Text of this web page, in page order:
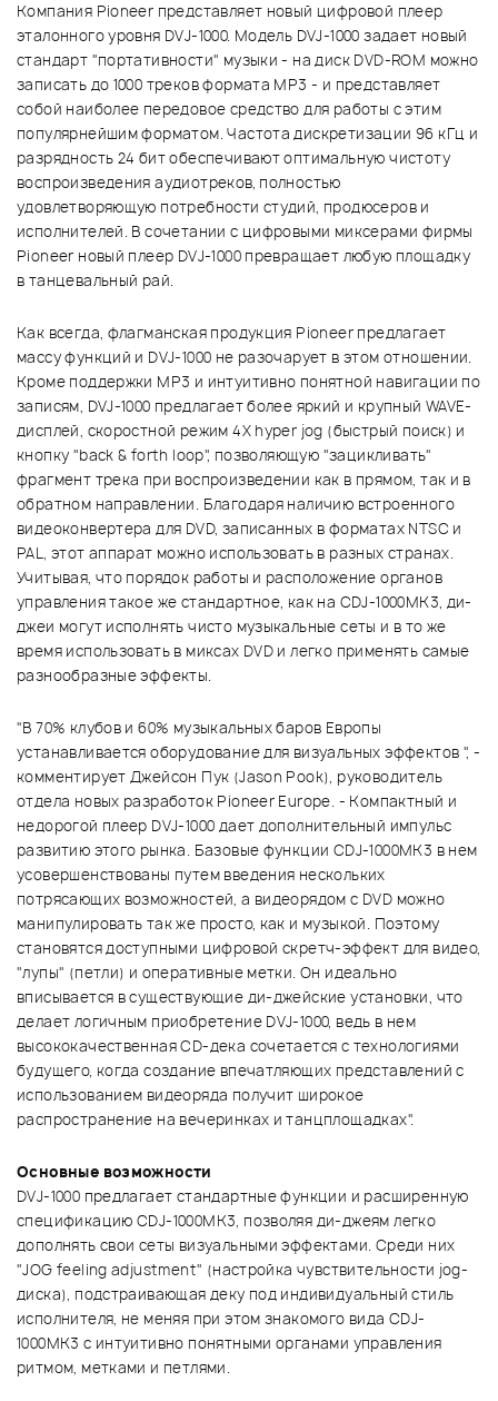
Компания Pioneer представляет новый цифровой плеер
эталонного уровня DVJ-1000. Модель DVJ-1000 задает новый
стандарт "портативности" музыки - на диск DVD-ROM можно
записать до 1000 треков формата MP3 - и представляет
собой наиболее передовое средство для работы с этим
популярнейшим форматом. Частота дискретизации 96 кГц и
разрядность 24 бит обеспечивают оптимальную чистоту
воспроизведения аудиотреков, полностью
удовлетворяющую потребности студий, продюсеров и
исполнителей. В сочетании с цифровыми миксерами фирмы
Pioneer новый плеер DVJ-1000 превращает любую площадку
в танцевальный рай.
Как всегда, флагманская продукция Pioneer предлагает
массу функций и DVJ-1000 не разочарует в этом отношении.
Кроме поддержки MP3 и интуитивно понятной навигации по
записям, DVJ-1000 предлагает более яркий и крупный WAVE-
дисплей, скоростной режим 4X hyper jog (быстрый поиск) и
кнопку "back & forth loop", позволяющую "зацикливать"
фрагмент трека при воспроизведении как в прямом, так и в
обратном направлении. Благодаря наличию встроенного
видеоконвертера для DVD, записанных в форматах NTSC и
PAL, этот аппарат можно использовать в разных странах.
Учитывая, что порядок работы и расположение органов
управления такое же стандартное, как на CDJ-1000MK3, ди-
джеи могут исполнять чисто музыкальные сеты и в то же
время использовать в миксах DVD и легко применять самые
разнообразные эффекты.
"В 70% клубов и 60% музыкальных баров Европы
устанавливается оборудование для визуальных эффектов ", -
комментирует Джейсон Пук (Jason Pook), руководитель
отдела новых разработок Pioneer Europe. - Компактный и
недорогой плеер DVJ-1000 дает дополнительный импульс
развитию этого рынка. Базовые функции CDJ-1000MK3 в нем
усовершенствованы путем введения нескольких
потрясающих возможностей, а видеорядом с DVD можно
манипулировать так же просто, как и музыкой. Поэтому
становятся доступными цифровой скретч-эффект для видео,
"лупы" (петли) и оперативные метки. Он идеально
вписывается в существующие ди-джейские установки, что
делает логичным приобретение DVJ-1000, ведь в нем
высококачественная CD-дека сочетается с технологиями
будущего, когда создание впечатляющих представлений с
использованием видеоряда получит широкое
распространение на вечеринках и танцплощадках".
Основные возможности
DVJ-1000 предлагает стандартные функции и расширенную
спецификацию CDJ-1000MK3, позволяя ди-джеям легко
дополнять свои сеты визуальными эффектами. Среди них
"JOG feeling adjustment" (настройка чувствительности jog-
диска), подстраивающая деку под индивидуальный стиль
исполнителя, не меняя при этом знакомого вида CDJ-
1000MK3 с интуитивно понятными органами управления
ритмом, метками и петлями.